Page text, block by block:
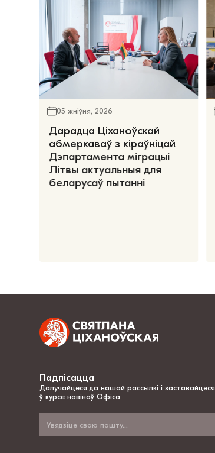
05 жніўня, 2026
Дарадца Ціханоўскай
абмеркаваў з кіраўніцай
Дэпартамента міграцыі
Літвы актуальныя для
беларусаў пытанні
Падпісацца
Далучайцеся да нашай рассылкі і заставайцеся
ў курсе навінаў Офіса